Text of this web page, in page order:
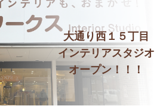
大通り西１５丁目
インテリアスタジオ
オープン！！！